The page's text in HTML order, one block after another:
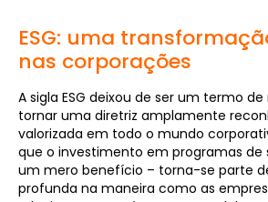
ESG: uma
nas corporações
A sigla ESG deixou de ser um termo
tornar uma diretriz amplamente
valorizada em todo o mundo
que o investimento em programas de
um mero benefício – torna-se parte
profunda na maneira como as